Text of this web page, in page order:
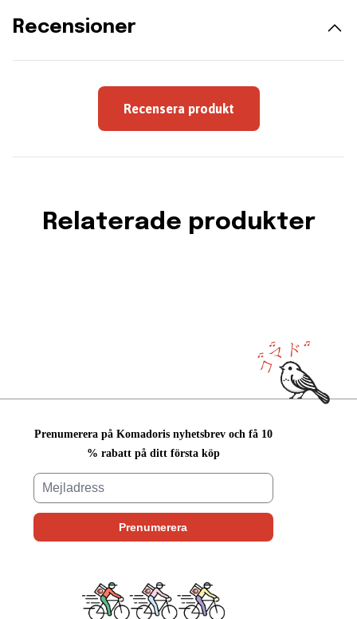
Recensioner
Recensera produkt
Relaterade produkter
Prenumerera på Komadoris nyhetsbrev och få 10
% rabatt på ditt första köp